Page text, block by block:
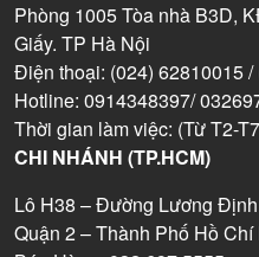
Phòng 1005 Tòa nhà B3D,
Giấy. TP Hà Nội
Điện thoại: (024) 62810015
Hotline: 0914348397/
Thời gian làm việc: (Từ T2-
CHI NHÁNH (TP.HCM)
Lô H38 – Đường Lương
Quận 2 – Thành Phố Hồ Chí